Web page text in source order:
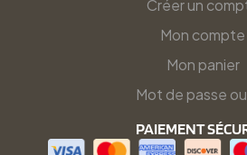
Créer un
Mon compte
Mon panier
Mot de passe
PAIEMENT